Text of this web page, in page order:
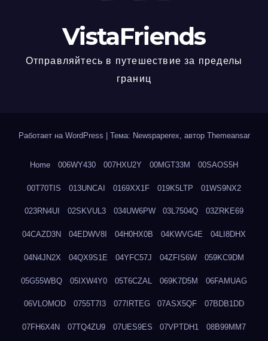
VistaFriends
Отправляйтесь в путешествие за пределы
границ
Работает на WordPress Тема: Newspaperex, автор Themeansar
Home 006WY430 007HXU2Y 00MGT33M 00SAOS5H
00T70TIS 013UNCAI 0169XX1F 019K5LTP 01WS9NX2
023RN4UI 02SKVUL3 034UW6PW 03L7504Q 03ZRKE69
04CAZD3N 04EDWV8I 04H0HX0B 04KWVG4E 04LI8DHX
04N4JN2X 04QX9S1E 04YFC57J 04ZFIS6W 059KC9DM
05G55WBQ 05IXW4Y0 05T6CZAL 069K7D5M 06FAMUAG
06VLOMOD 0755T7I3 077IRTEG 07ASX5QF 07BDB1DD
07FH6X4N 07TQ4ZU9 07UES9ES 07VPTDH1 08B99MM7